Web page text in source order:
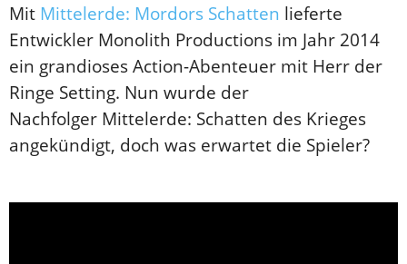
Mit Mittelerde: Mordors Schatten lieferte
Entwickler Monolith Productions im Jahr 2014
ein grandioses Action-Abenteuer mit Herr der
Ringe Setting. Nun wurde der
Nachfolger Mittelerde: Schatten des Krieges
angekündigt, doch was erwartet die Spieler?